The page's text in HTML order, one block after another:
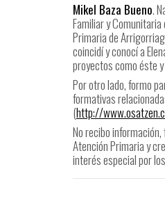
Mikel Baza Bueno.
Familiar y
Primaria de
coincidí y conocí a
proyectos como éste
Por otro lado, formo
formativas
(http://
No recibo
Atención Primaria y
interés especial por